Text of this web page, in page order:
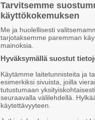
Tarvitsemme
käyttökokemuksen
Me ja huolellisesti
tarjotaksemme paremman
mainoksia.
Hyväksymällä suostut
Käytämme laitetunnisteita ja
esimerkiksi sivuista, joilla
tutustumaan
seuraavalla välilehdellä.
käytettävyyteen.